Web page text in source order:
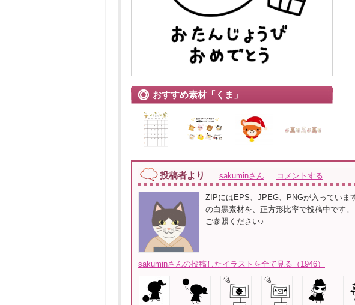
おすすめ素材「くま」
投稿者より sakuminさん コメントする
ZIPにはEPS、JPEG、PNGが入っていま
の白黒素材を、正方形比率で投稿中です
ご参照ください♪
sakuminさんの投稿したイラストを全て見る（1946）